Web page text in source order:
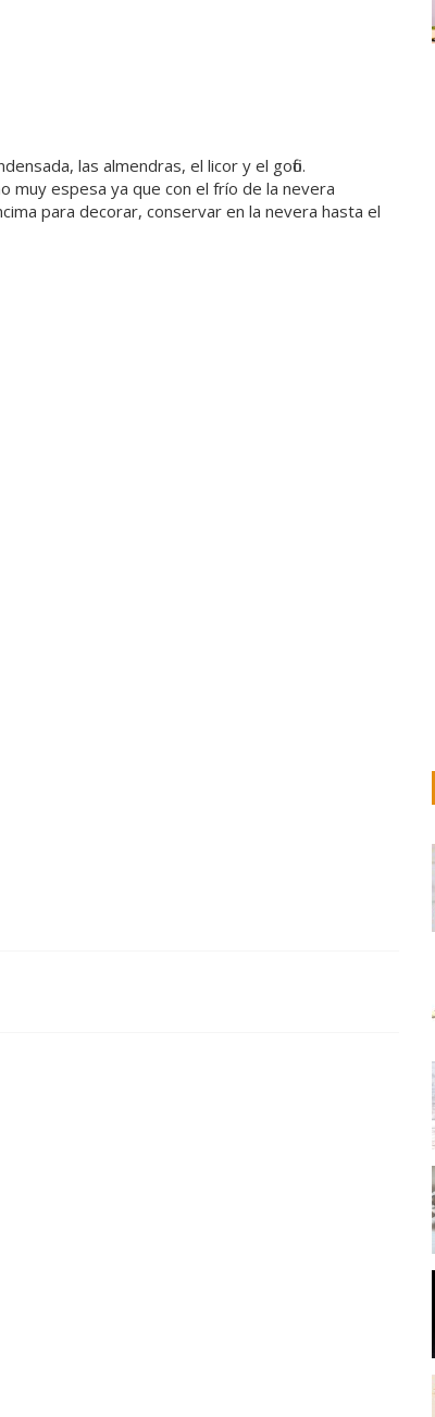
las almendras, el licor y el gofio.
muy espesa ya que con el frío de la nevera
para decorar, conservar en la nevera hasta el